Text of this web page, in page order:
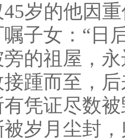
岁的他因
子女：“日
的祖屋，
而至，后
凭证尽数
岁月尘封